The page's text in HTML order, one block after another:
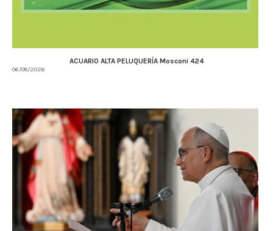
ACUARIO ALTA PELUQUERÍA Mosconi 424
06/08/2026